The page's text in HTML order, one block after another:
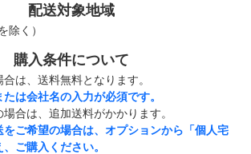
配送対象地域
除く）
購入条件について
は、送料無料となります。
は会社名の入力が必須です。
合は、追加送料がかかります。
ご希望の場合は、オプションから「個人宅
ご購入ください。